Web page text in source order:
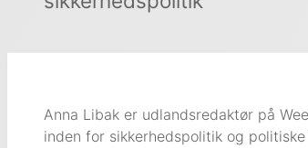
Anna Libak er udlandsredaktør på
inden for sikkerhedspolitik og